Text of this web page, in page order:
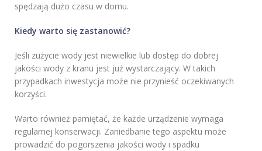
spędzają dużo czasu w domu.
Kiedy warto się zastanowić?
Jeśli zużycie wody jest niewielkie lub dostęp do dobrej
jakości wody z kranu jest już wystarczający. W takich
przypadkach inwestycja może nie przynieść oczekiwanych
korzyści.
Warto również pamiętać, że każde urządzenie wymaga
regularnej konserwacji. Zaniedbanie tego aspektu może
prowadzić do pogorszenia jakości wody i spadku